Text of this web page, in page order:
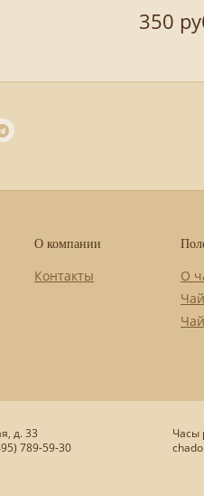
350
О компании
Контакты
О
д. 33
789-59-30
Часы